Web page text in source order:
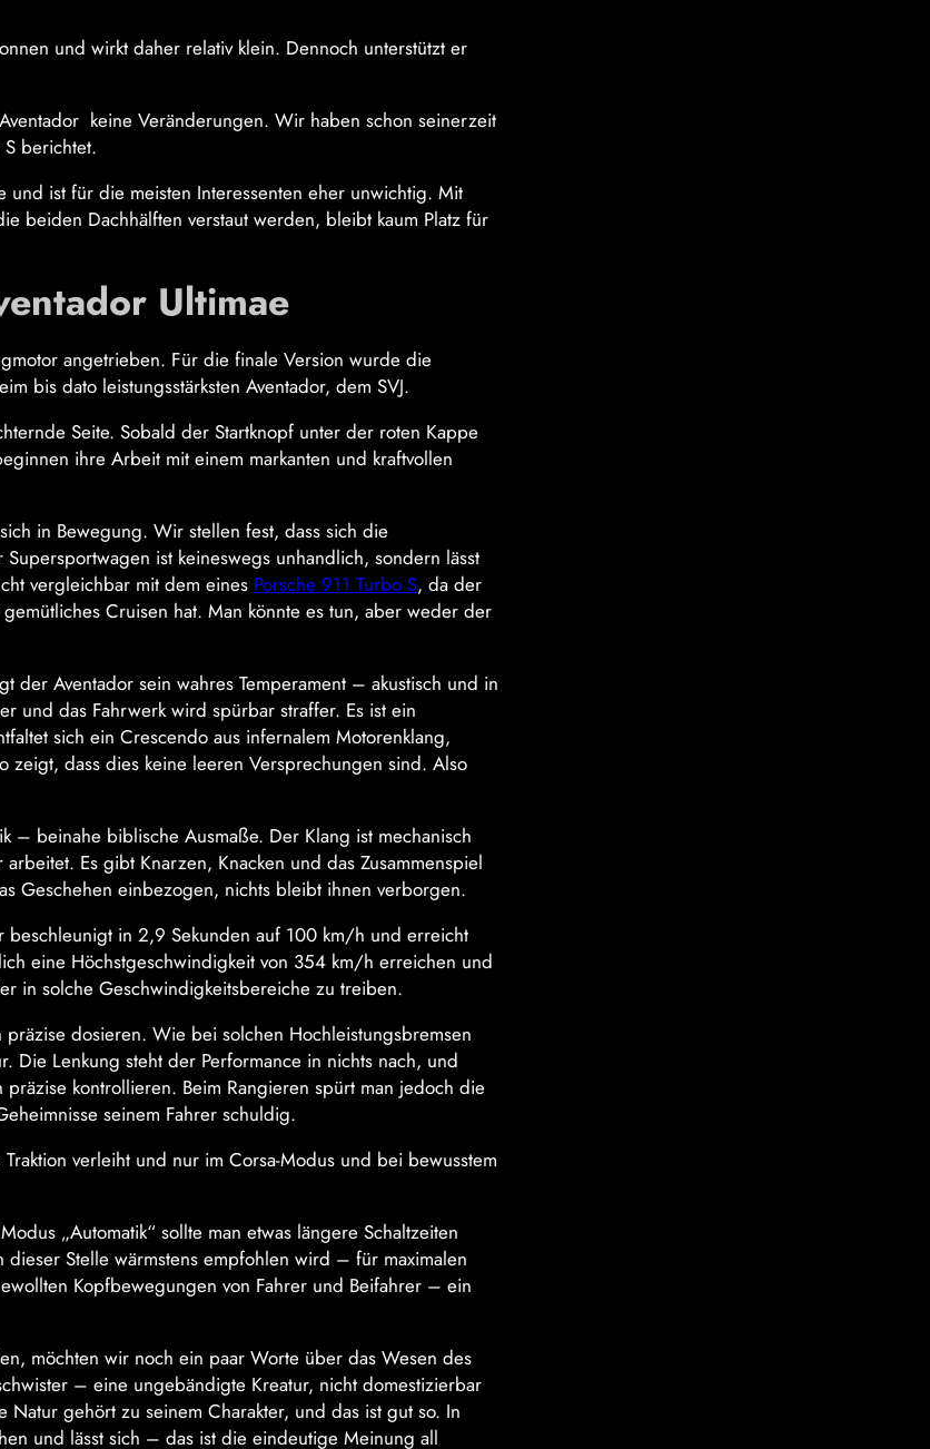
und wirkt daher relativ klein. Dennoch unterstützt er
keine Veränderungen. Wir haben schon seinerzeit
berichtet.
ist für die meisten Interessenten eher unwichtig. Mit
beiden Dachhälften verstaut werden, bleibt kaum Platz für
Ultimae
angetrieben. Für die finale Version wurde die
bis dato leistungsstärksten Aventador, dem SVJ.
Seite. Sobald der Startknopf unter der roten Kappe
ihre Arbeit mit einem markanten und kraftvollen
in Bewegung. Wir stellen fest, dass sich die
ist keineswegs unhandlich, sondern lässt
vergleichbar mit dem eines Porsche 911 Turbo S, da der
Cruisen hat. Man könnte es tun, aber weder der
der Aventador sein wahres Temperament – akustisch und in
und das Fahrwerk wird spürbar straffer. Es ist ein
sich ein Crescendo aus infernalem Motorenklang,
zeigt, dass dies keine leeren Versprechungen sind. Also
beinahe biblische Ausmaße. Der Klang ist mechanisch
Es gibt Knarzen, Knacken und das Zusammenspiel
Geschehen einbezogen, nichts bleibt ihnen verborgen.
beschleunigt in 2,9 Sekunden auf 100 km/h und erreicht
eine Höchstgeschwindigkeit von 354 km/h erreichen und
in solche Geschwindigkeitsbereiche zu treiben.
dosieren. Wie bei solchen Hochleistungsbremsen
Die Lenkung steht der Performance in nichts nach, und
kontrollieren. Beim Rangieren spürt man jedoch die
seinem Fahrer schuldig.
verleiht und nur im Corsa-Modus und bei bewusstem
„Automatik“ sollte man etwas längere Schaltzeiten
Stelle wärmstens empfohlen wird – für maximalen
Kopfbewegungen von Fahrer und Beifahrer – ein
möchten wir noch ein paar Worte über das Wesen des
– eine ungebändigte Kreatur, nicht domestizierbar
gehört zu seinem Charakter, und das ist gut so. In
und lässt sich – das ist die eindeutige Meinung all